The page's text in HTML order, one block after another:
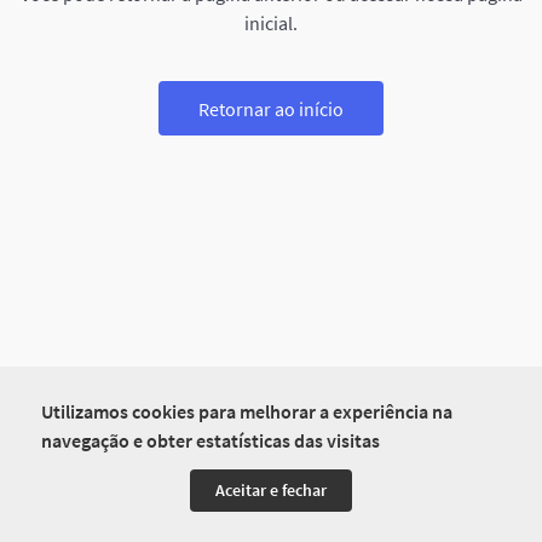
Utilizamos cookies para melhorar a experiência na
navegação e obter estatísticas das visitas
Aceitar e fechar
inicial.
Retornar ao início